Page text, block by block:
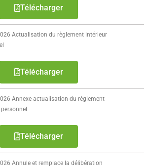
Télécharger
Actualisation du règlement intérieur
Télécharger
Annexe actualisation du règlement
Télécharger
Annule et remplace la délibération